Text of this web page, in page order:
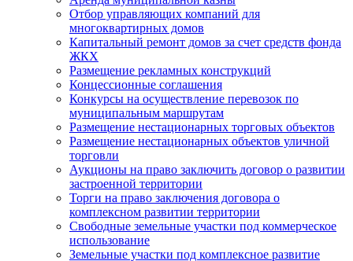
Отбор управляющих компаний для
многоквартирных домов
Капитальный ремонт домов за счет средств фонда
ЖКХ
Размещение рекламных конструкций
Концессионные соглашения
Конкурсы на осуществление перевозок по
муниципальным маршрутам
Размещение нестационарных торговых объектов
Размещение нестационарных объектов уличной
торговли
Аукционы на право заключить договор о развитии
застроенной территории
Торги на право заключения договора о
комплексном развитии территории
Свободные земельные участки под коммерческое
использование
Земельные участки под комплексное развитие